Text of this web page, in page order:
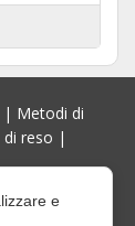
| Metodi di
di reso |
e